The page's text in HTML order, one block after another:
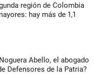
región de Colombia
hay más de 1,1
Abello, el abogado
Defensores de la Patria?